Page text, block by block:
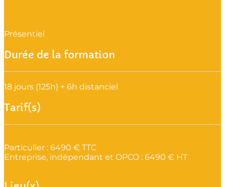
Présentiel
Durée de la formation
18 jours (125h) + 6h distanciel
Tarif(s)
Particulier : 6490 € TTC
Entreprise, indépendant et OPCO : 6490 € HT